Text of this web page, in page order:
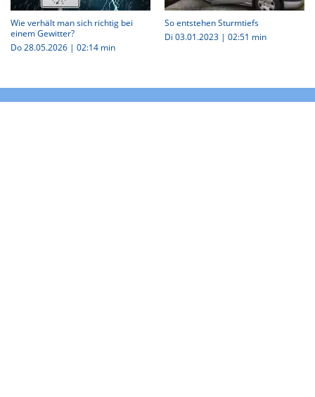
Wie verhält man sich richtig bei
einem Gewitter?
Do 28.05.2026 | 02:14 min
So entstehen Sturmtiefs
Di 03.01.2023 | 02:51 min